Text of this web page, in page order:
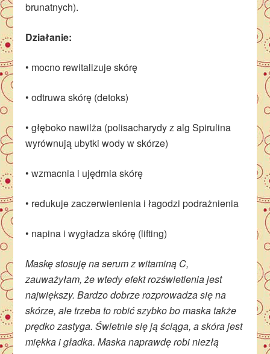
brunatnych).
Działanie:
• mocno rewitalizuje skórę
• odtruwa skórę (detoks)
• głęboko nawilża (polisacharydy z alg Spirulina
wyrównują ubytki wody w skórze)
• wzmacnia i ujędrnia skórę
• redukuje zaczerwienienia i łagodzi podrażnienia
• napina i wygładza skórę (lifting)
Maskę stosuję na serum z witaminą C,
zauważyłam, że wtedy efekt rozświetlenia jest
największy. Bardzo dobrze rozprowadza się na
skórze, ale trzeba to robić szybko bo maska także
prędko zastyga. Świetnie się ją ściąga, a skóra jest
miękka i gładka. Maska naprawdę robi niezłą